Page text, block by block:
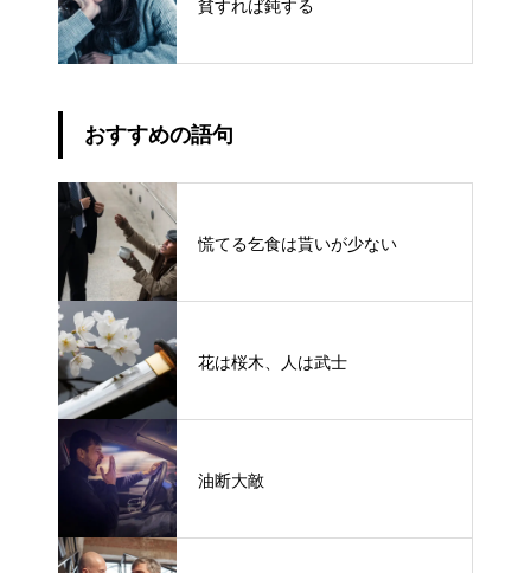
貧すれば鈍する
おすすめの語句
慌てる乞食は貰いが少ない
花は桜木、人は武士
油断大敵